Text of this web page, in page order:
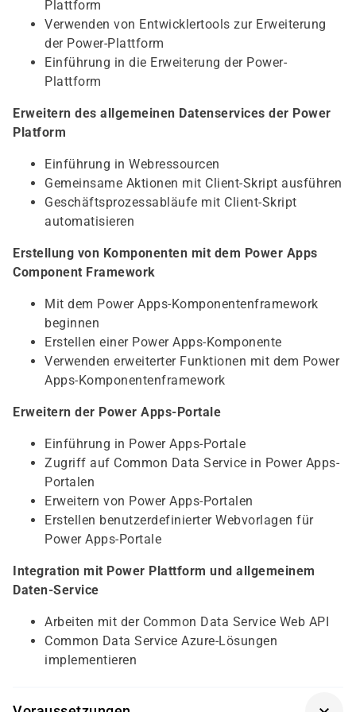
Plattform
Verwenden von Entwicklertools zur Erweiterung
der Power-Plattform
Einführung in die Erweiterung der Power-
Plattform
Erweitern des allgemeinen Datenservices der Power
Platform
Einführung in Webressourcen
Gemeinsame Aktionen mit Client-Skript ausführen
Geschäftsprozessabläufe mit Client-Skript
automatisieren
Erstellung von Komponenten mit dem Power Apps
Component Framework
Mit dem Power Apps-Komponentenframework
beginnen
Erstellen einer Power Apps-Komponente
Verwenden erweiterter Funktionen mit dem Power
Apps-Komponentenframework
Erweitern der Power Apps-Portale
Einführung in Power Apps-Portale
Zugriff auf Common Data Service in Power Apps-
Portalen
Erweitern von Power Apps-Portalen
Erstellen benutzerdefinierter Webvorlagen für
Power Apps-Portale
Integration mit Power Plattform und allgemeinem
Daten-Service
Arbeiten mit der Common Data Service Web API
Common Data Service Azure-Lösungen
implementieren